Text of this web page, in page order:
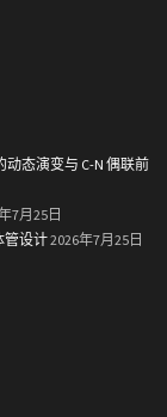
态演变与 C-N 偶联前
7月25日
管设计2026年7月25日